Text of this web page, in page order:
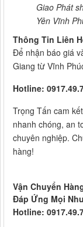
Giao Phát
Yên Vĩnh
Thông Tin Liên
Để nhận báo giá
Giang từ Vĩnh
Hotline:
Trọng Tấn cam
nhanh chóng, an
chuyên nghiệp.
hàng!
Vận Chuyển
Đáp Ứng Mọi
Hotline: